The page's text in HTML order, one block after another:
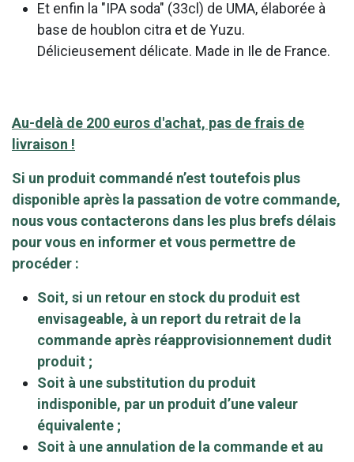
Et enfin la "IPA soda" (33cl) de UMA, élaborée à
base de houblon citra et de Yuzu.
Délicieusement délicate. Made in Ile de France.
Au-delà de 200 euros d'achat, pas de frais de
livraison !
Si un produit commandé n’est toutefois plus
disponible après la passation de votre commande,
nous vous contacterons dans les plus brefs délais
pour vous en informer et vous permettre de
procéder :
Soit, si un retour en stock du produit est
envisageable, à un report du retrait de la
commande après réapprovisionnement dudit
produit ;
Soit à une substitution du produit
indisponible, par un produit d’une valeur
équivalente ;
Soit à une annulation de la commande et au